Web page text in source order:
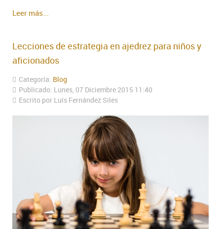
Leer más...
Lecciones de estrategia en ajedrez para niños y
aficionados
Categoría: Blog
Publicado: Lunes, 07 Diciembre 2015 11:40
Escrito por Luís Fernández Siles